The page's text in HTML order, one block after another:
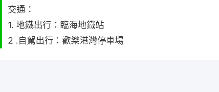
交通：
1. 地鐵出行：臨海地鐵站
2 .自駕出行：歡樂港灣停車場